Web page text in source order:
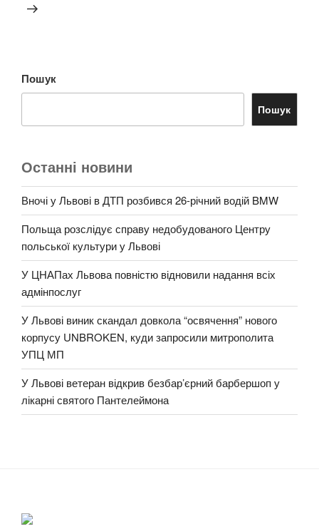
Пошук
Пошук
Останні новини
Вночі у Львові в ДТП розбився 26-річний водій BMW
Польща розслідує справу недобудованого Центру
польської культури у Львові
У ЦНАПах Львова повністю відновили надання всіх
адмінпослуг
У Львові виник скандал довкола “освячення” нового
корпусу UNBROKEN, куди запросили митрополита
УПЦ МП
У Львові ветеран відкрив безбар’єрний барбершоп у
лікарні святого Пантелеймона